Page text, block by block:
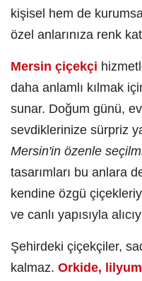
kişisel hem de
özel anlarınıza renk
Mersin çiçekçi
daha anlamlı kılmak
sunar. Doğum günü,
sevdiklerinize sürpriz
Mersin'in özenle
tasarımları bu anlara
kendine özgü
ve canlı yapısıyla
Şehirdeki çiçekçiler,
kalmaz. Orkide,